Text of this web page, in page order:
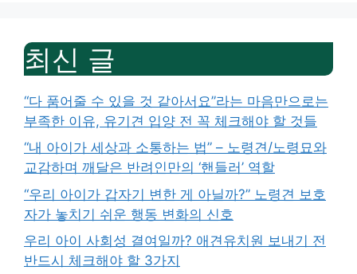
최신 글
“다 품어줄 수 있을 것 같아서요”라는 마음만으로는
부족한 이유, 유기견 입양 전 꼭 체크해야 할 것들
“내 아이가 세상과 소통하는 법” – 노령견/노령묘와
교감하며 깨달은 반려인만의 ‘핸들러’ 역할
“우리 아이가 갑자기 변한 게 아닐까?” 노령견 보호
자가 놓치기 쉬운 행동 변화의 신호
우리 아이 사회성 결여일까? 애견유치원 보내기 전
반드시 체크해야 할 3가지